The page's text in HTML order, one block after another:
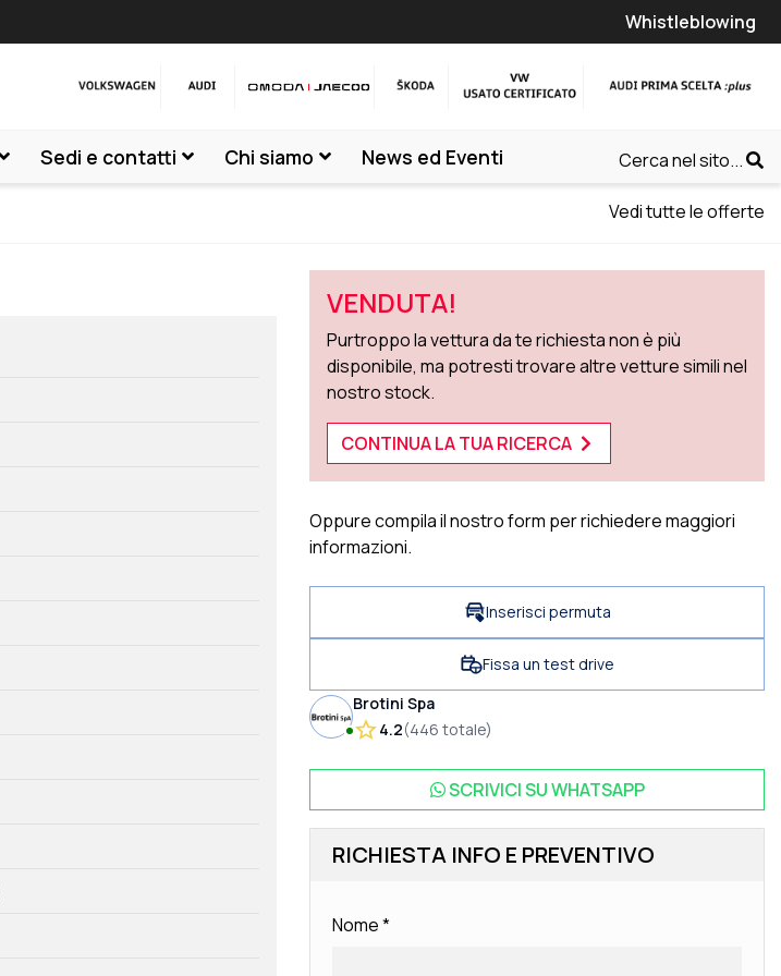
Whistleblowing
Sedi e contatti Chi siamo News ed Eventi Cerca nel sito...
Vedi tutte le offerte
VENDUTA!
Purtroppo la vettura da te richiesta non è più
disponibile, ma potresti trovare altre vetture simili nel
nostro stock.
CONTINUA LA TUA RICERCA
Oppure compila il nostro form per richiedere maggiori
informazioni.
Inserisci permuta
Fissa un test drive
Brotini Spa
4.2(446 totale)
SCRIVICI SUWHATSAPP
RICHIESTA INFO E PREVENTIVO
Nome*